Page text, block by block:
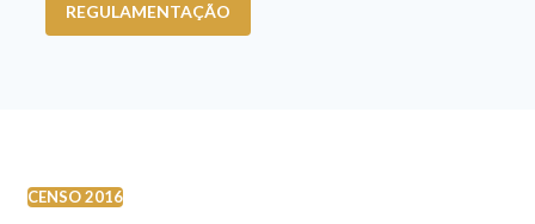
REGULAMENTAÇÃO
CENSO 2016